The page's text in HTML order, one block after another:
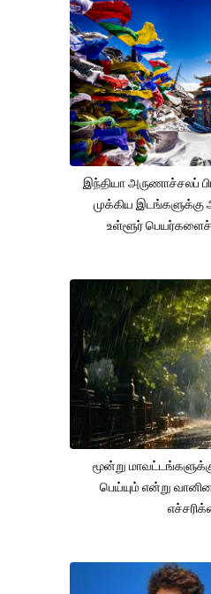
இந்தியா அருணாச்சலப்
முக்கிய இடங்களுக்கு
உள்ளூர் பெயர்களைச்
மூன்று
பெய்யும் என்று